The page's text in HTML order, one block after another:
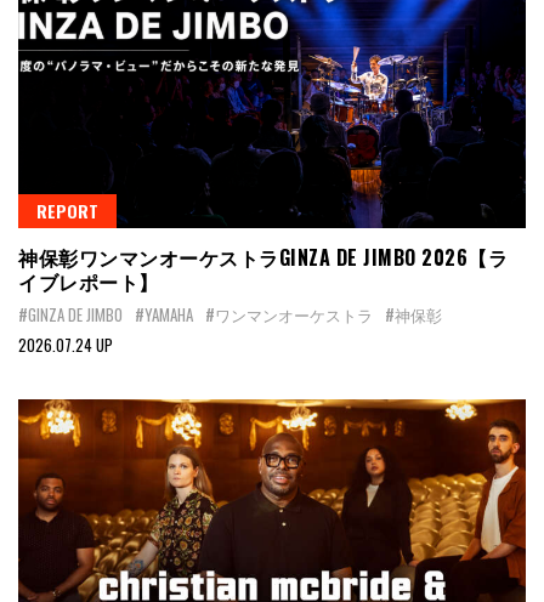
REPORT
神保彰ワンマンオーケストラGINZA DE JIMBO 2026【ラ
イブレポート】
#GINZA DE JIMBO #YAMAHA #ワンマンオーケストラ
#神保彰
2026.07.24 UP